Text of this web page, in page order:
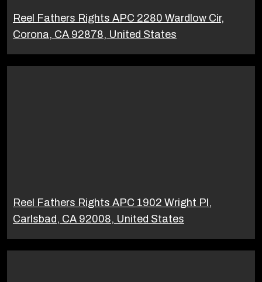
Reel Fathers Rights APC 2280 Wardlow Cir,
Corona, CA 92878, United States
Reel Fathers Rights APC 1902 Wright Pl,
Carlsbad, CA 92008, United States